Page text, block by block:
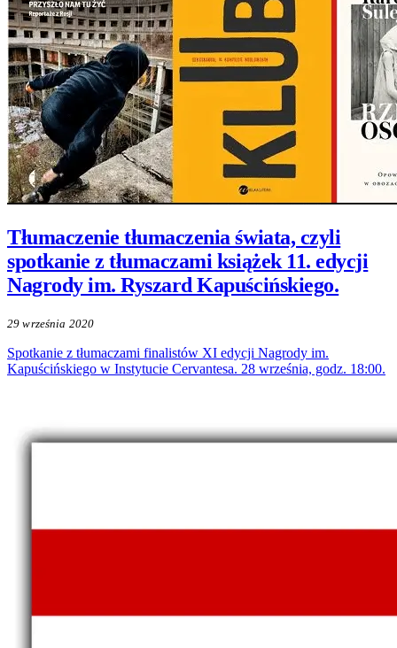
Tłumaczenie tłumaczenia świata, czyli
spotkanie z tłumaczami książek 11. edycji
Nagrody im. Ryszard Kapuścińskiego.
29 września 2020
Spotkanie z tłumaczami finalistów XI edycji Nagrody im.
Kapuścińskiego w Instytucie Cervantesa. 28 września, godz. 18:00.